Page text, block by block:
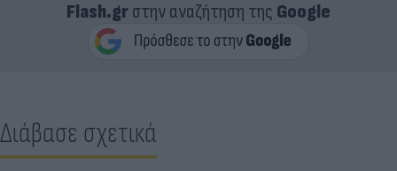
Flash.grστην αναζήτηση της Google
Διάβασε σχετικά